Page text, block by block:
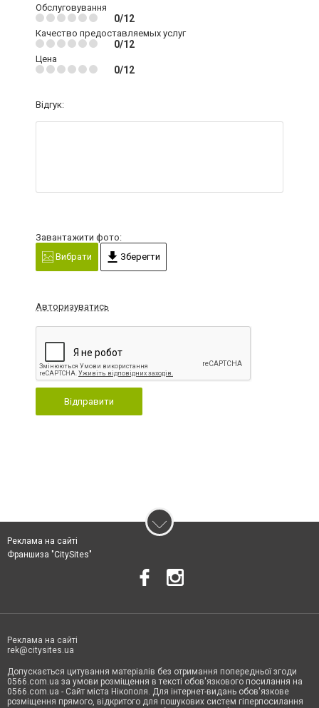
Обслуговування
0/12
Качество предоставляемых услуг
0/12
Цена
0/12
Відгук:
Завантажити фото:
Вибрати
Зберегти
Авторизуватись
Відправити
Реклама на сайті
Франшиза "CitySites"
Реклама на сайті
rek@citysites.ua
Допускається цитування матеріалів без отримання попередньої згоди
0566.com.ua за умови розміщення в тексті обов'язкового посилання на
0566.com.ua - Сайт міста Нікополя. Для інтернет-видань обов'язкове
розміщення прямого, відкритого для пошукових систем гіперпосилання